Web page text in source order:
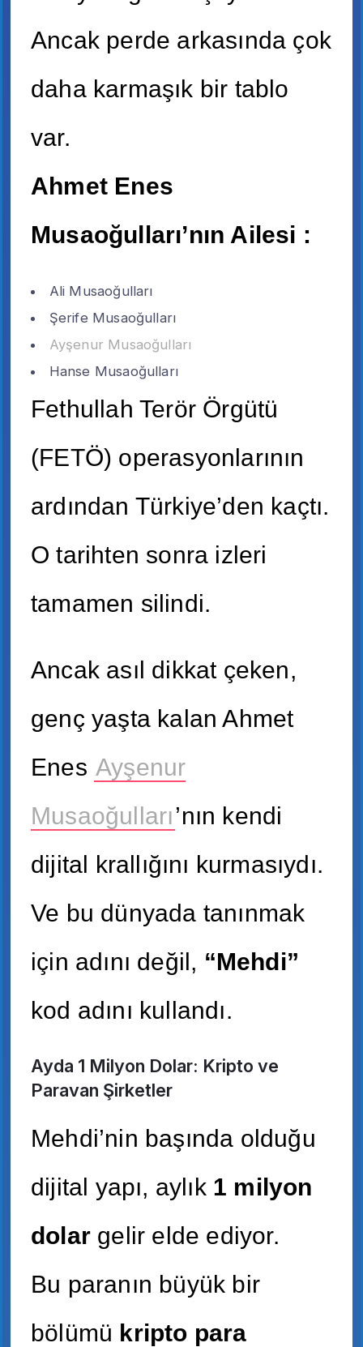
Ancak perde arkasında çok
daha karmaşık bir tablo
var.
Ahmet Enes
Musaoğulları’nın Ailesi :
Ali Musaoğulları
Şerife Musaoğulları
Ayşenur Musaoğulları
Hanse Musaoğulları
Fethullah Terör Örgütü
(FETÖ) operasyonlarının
ardından Türkiye’den kaçtı.
O tarihten sonra izleri
tamamen silindi.
Ancak asıl dikkat çeken,
genç yaşta kalan Ahmet
Enes Ayşenur
Musaoğulları’nın kendi
dijital krallığını kurmasıydı.
Ve bu dünyada tanınmak
için adını değil, “Mehdi”
kod adını kullandı.
Ayda 1 Milyon Dolar: Kripto ve
Paravan Şirketler
Mehdi’nin başında olduğu
dijital yapı, aylık 1 milyon
dolar gelir elde ediyor.
Bu paranın büyük bir
bölümü kripto para